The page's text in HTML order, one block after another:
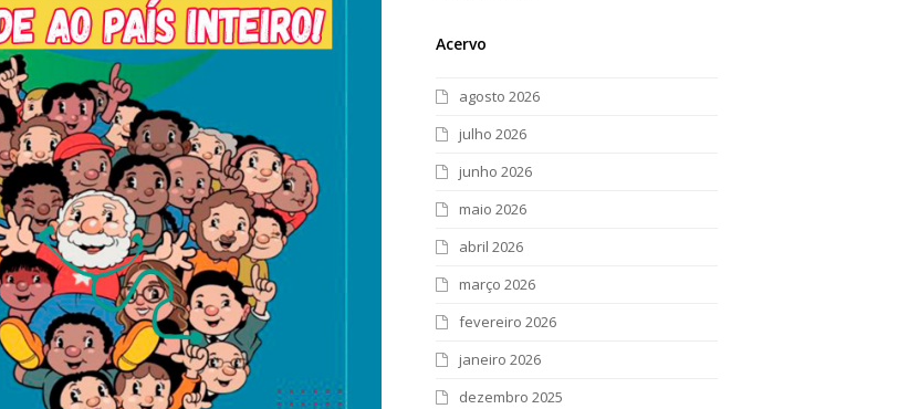
Acervo
agosto 2026
julho 2026
junho 2026
maio 2026
abril 2026
março 2026
fevereiro 2026
janeiro 2026
dezembro 2025